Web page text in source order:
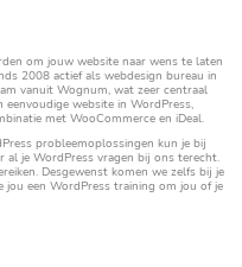
om jouw website naar wens te laten
2008 actief als webdesign bureau in
vanuit Wognum, wat zeer centraal
eenvoudige website in WordPress,
met WooCommerce en iDeal.
probleemoplossingen kun je bij
al je WordPress vragen bij ons terecht.
Desgewenst komen we zelfs bij je
jou een WordPress training om jou of je